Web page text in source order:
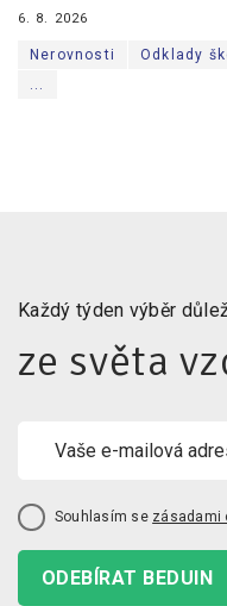
6. 8. 2026
Nerovnosti
Odklady
...
Každý týden výběr
ze světa
Souhlasím se zásadami
ODEBÍRAT BEDUIN